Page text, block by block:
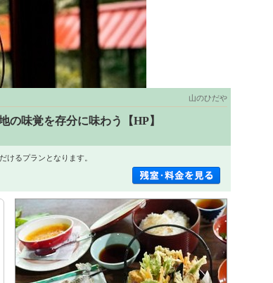
山のひだや
の味覚を存分に味わう【HP】
けるプランとなります。